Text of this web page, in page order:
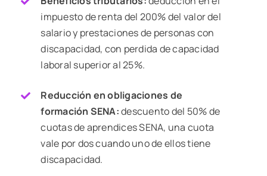
impuesto de renta del 200% del valor del
salario y prestaciones de personas con
discapacidad, con perdida de capacidad
laboral superior al 25%.
Reducción en obligaciones de
formación SENA:descuento del 50% de
cuotas de aprendices SENA, una cuota
vale por dos cuando uno de ellos tiene
discapacidad.